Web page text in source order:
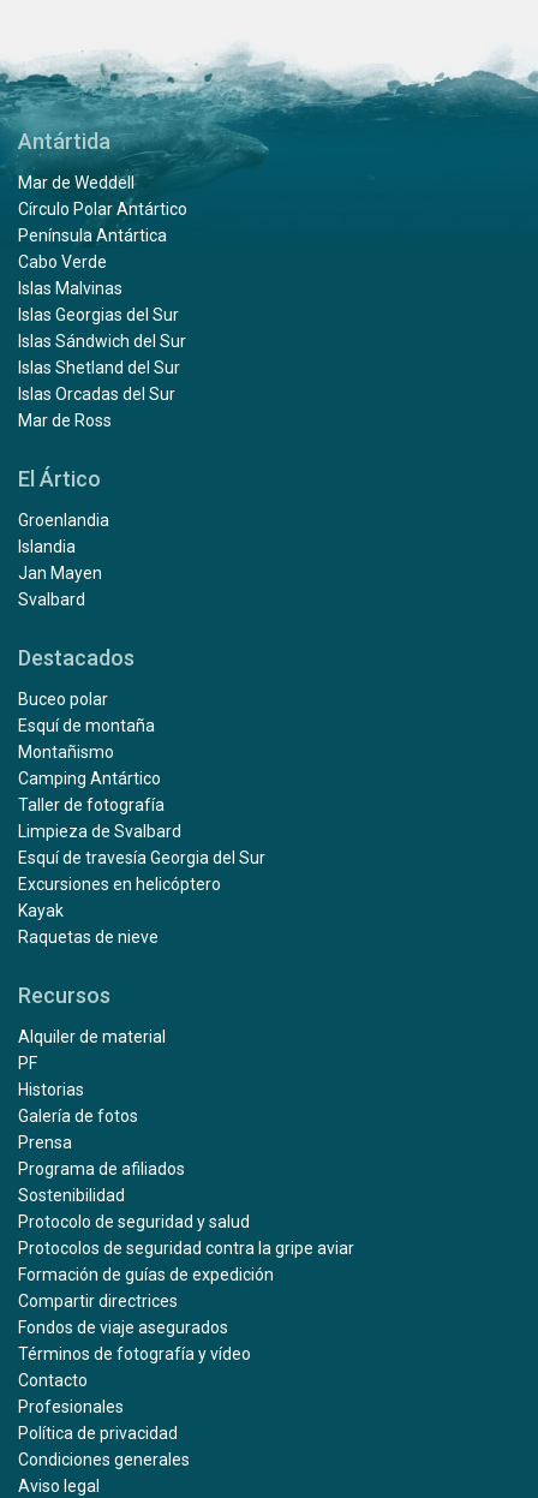
Antártida
Mar de Weddell
Círculo Polar Antártico
Península Antártica
Cabo Verde
Islas Malvinas
Islas Georgias del Sur
Islas Sándwich del Sur
Islas Shetland del Sur
Islas Orcadas del Sur
Mar de Ross
El Ártico
Groenlandia
Islandia
Jan Mayen
Svalbard
Destacados
Buceo polar
Esquí de montaña
Montañismo
Camping Antártico
Taller de fotografía
Limpieza de Svalbard
Esquí de travesía Georgia del Sur
Excursiones en helicóptero
Kayak
Raquetas de nieve
Recursos
Alquiler de material
PF
Historias
Galería de fotos
Prensa
Programa de afiliados
Sostenibilidad
Protocolo de seguridad y salud
Protocolos de seguridad contra la gripe aviar
Formación de guías de expedición
Compartir directrices
Fondos de viaje asegurados
Términos de fotografía y vídeo
Contacto
Profesionales
Política de privacidad
Condiciones generales
Aviso legal